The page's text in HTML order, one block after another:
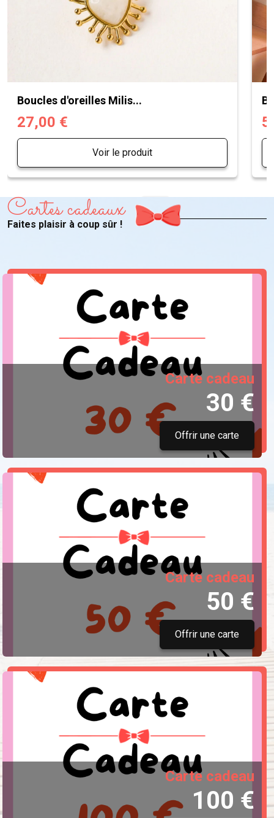
Boucles d'oreilles Milis...
27,00 €
Voir le produit
Cartes cadeaux
Faites plaisir à coup sûr !
Carte cadeau
30 €
Offrir une carte
Carte cadeau
50 €
Offrir une carte
Carte cadeau
100 €